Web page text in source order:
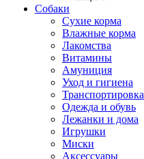
Собаки
Сухие корма
Влажные корма
Лакомства
Витамины
Амуниция
Уход и гигиена
Транспортировка
Одежда и обувь
Лежанки и дома
Игрушки
Миски
Аксессуары